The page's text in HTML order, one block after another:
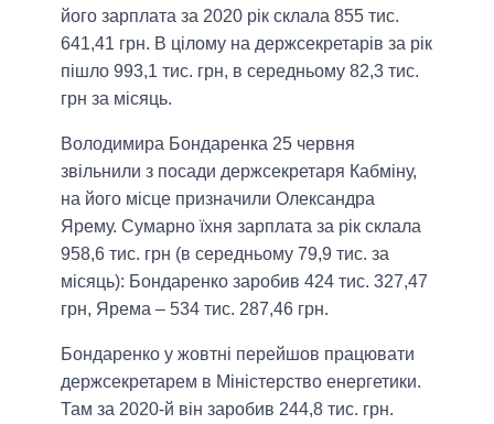
його зарплата за 2020 рік склала 855 тис.
641,41 грн. В цілому на держсекретарів за рік
пішло 993,1 тис. грн, в середньому 82,3 тис.
грн за місяць.
Володимира Бондаренка 25 червня
звільнили з посади держсекретаря Кабміну,
на його місце призначили Олександра
Ярему. Сумарно їхня зарплата за рік склала
958,6 тис. грн (в середньому 79,9 тис. за
місяць): Бондаренко заробив 424 тис. 327,47
грн, Ярема – 534 тис. 287,46 грн.
Бондаренко у жовтні перейшов працювати
держсекретарем в Міністерство енергетики.
Там за 2020-й він заробив 244,8 тис. грн.